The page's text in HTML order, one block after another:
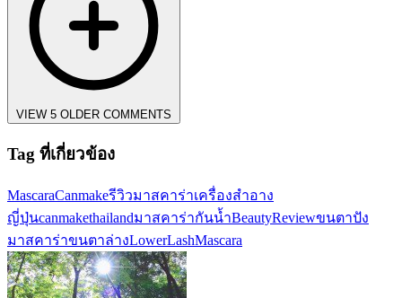
VIEW 5 OLDER COMMENTS
Tag ที่เกี่ยวข้อง
MascaraCanmakeรีวิวมาสคาร่าเครื่องสำอาง
ญี่ปุ่นcanmakethailandมาสคาร่ากันน้ำBeautyReviewขนตาปัง
มาสคาร่าขนตาล่างLowerLashMascara